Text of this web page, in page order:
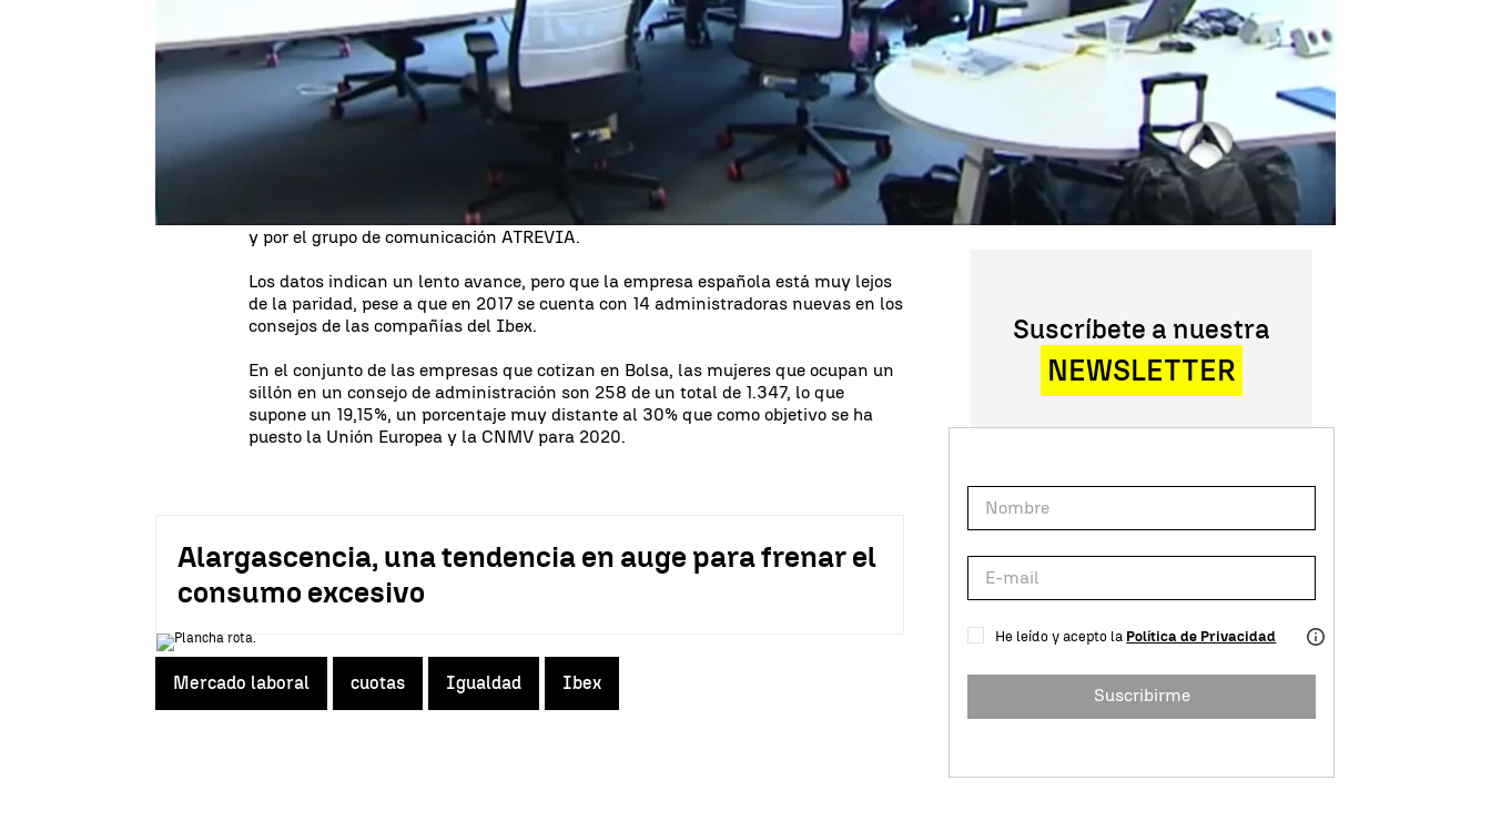
La presencia de la mujer en los órganos ejecutivos de las grandes empresas
españolas ronda el 20%. Este dato demuestra una doble cara de la presencia de
la mujer en los consejos de decisión de las empresas en España.
En las empresas del Ibex 35, que cuentan con un total de 98 organizaciones, 15
no cuentan con ninguna mujer en el consejo y 42 de ellas tienen solo una, una
presencia insuficiente según Nuria Chinchilla, profesora del IESE.
Estos datos de desigualdad en la empresa forman parte de "Las mujeres en los
consejos de la es empresas cotizadas", elaborado por la escuela de negocios IESE
y por el grupo de comunicación ATREVIA.
Los datos indican un lento avance, pero que la empresa española está muy lejos
de la paridad, pese a que en 2017 se cuenta con 14 administradoras nuevas en los
consejos de las compañías del Ibex.
En el conjunto de las empresas que cotizan en Bolsa, las mujeres que ocupan un
sillón en un consejo de administración son 258 de un total de 1.347, lo que
supone un 19,15%, un porcentaje muy distante al 30% que como objetivo se ha
puesto la Unión Europea y la CNMV para 2020.
Alargascencia, una tendencia en auge para frenar el
consumo excesivo
Mercado laboral cuotas Igualdad Ibex
Suscríbete a nuestra
NEWSLETTER
He leído y acepto la Política de Privacidad
Suscribirme